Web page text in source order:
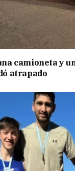
camioneta y
atrapado